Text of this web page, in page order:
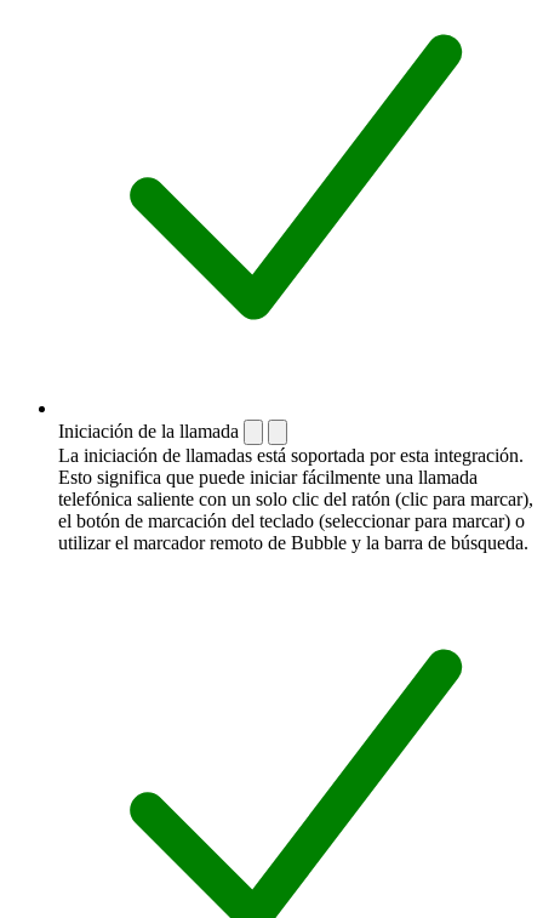
Iniciación de la llamada
La iniciación de llamadas está soportada por esta integración.
Esto significa que puede iniciar fácilmente una llamada
telefónica saliente con un solo clic del ratón (clic para marcar),
el botón de marcación del teclado (seleccionar para marcar) o
utilizar el marcador remoto de Bubble y la barra de búsqueda.